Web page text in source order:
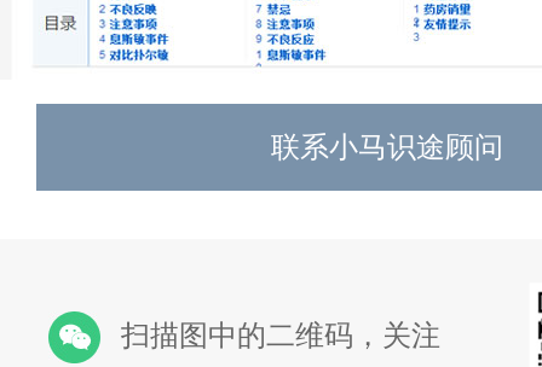
联系小马识途顾问
扫描图中的二维码，关注